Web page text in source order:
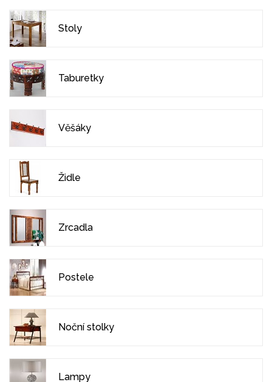
Stoly
Taburetky
Věšáky
Židle
Zrcadla
Postele
Noční stolky
Lampy